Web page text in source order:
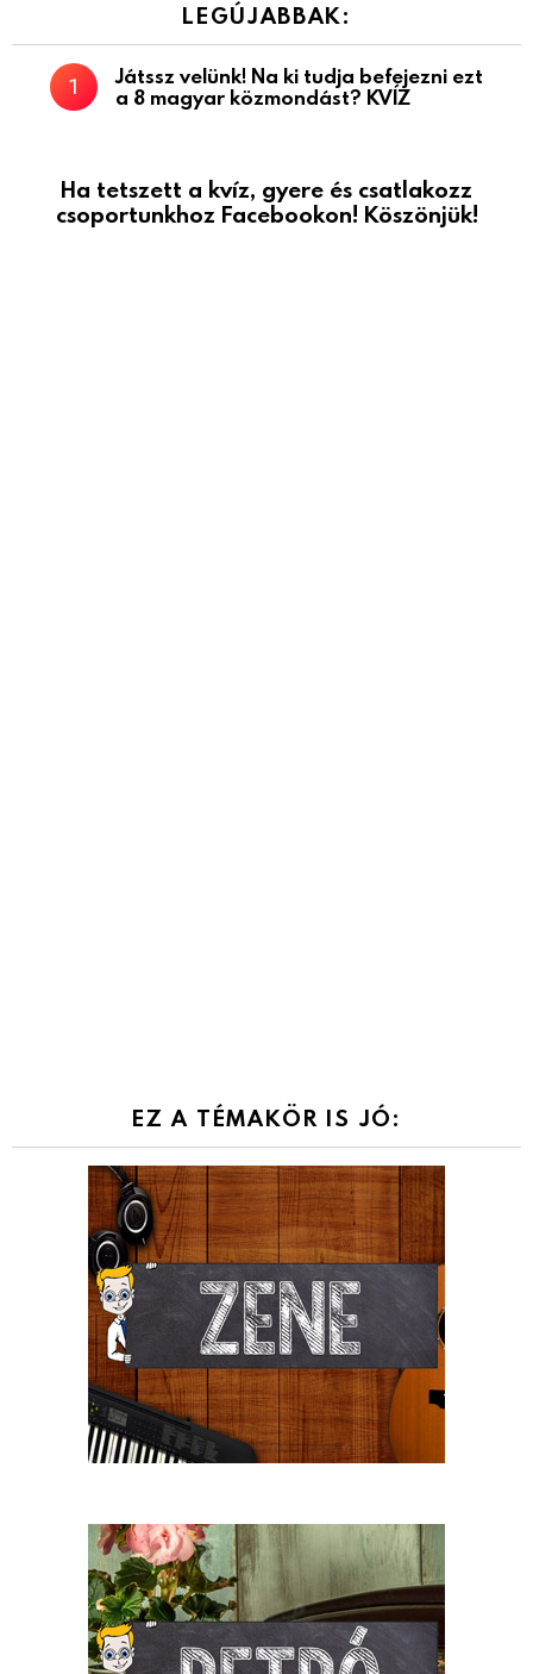
LEGÚJABBAK:
Játssz velünk! Na ki tudja befejezni ezt
a 8 magyar közmondást? KVÍZ
Ha tetszett a kvíz, gyere és csatlakozz
csoportunkhoz Facebookon! Köszönjük!
EZ A TÉMAKÖR IS JÓ: